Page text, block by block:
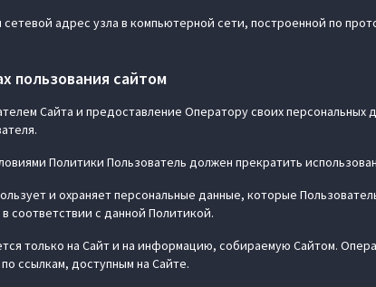
сетевой адрес узла в компьютерной сети, построенной по
пользования сайтом
Сайта и предоставление Оператору своих
Политики Пользователь должен прекратить
и охраняет персональные данные, которые
соответствии с данной Политикой.
только на Сайт и на информацию, собираемую Сайтом.
ссылкам, доступным на Сайте.